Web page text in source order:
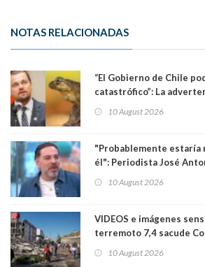
NOTAS RELACIONADAS
“El Gobierno de Chile
catastrófico”: La
pondría en riesgo a
10 August 2026
"Probablemente estaría
él": Periodista José
a motociclista
10 August 2026
VIDEOS e imágenes
terremoto 7,4 sacude
no se conoce el número
10 August 2026